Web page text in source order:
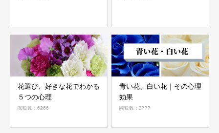
花選び、好きな花でわかる
５つの心理
閲覧数：6266
青い花、白い花｜その心理
効果
閲覧数：3777